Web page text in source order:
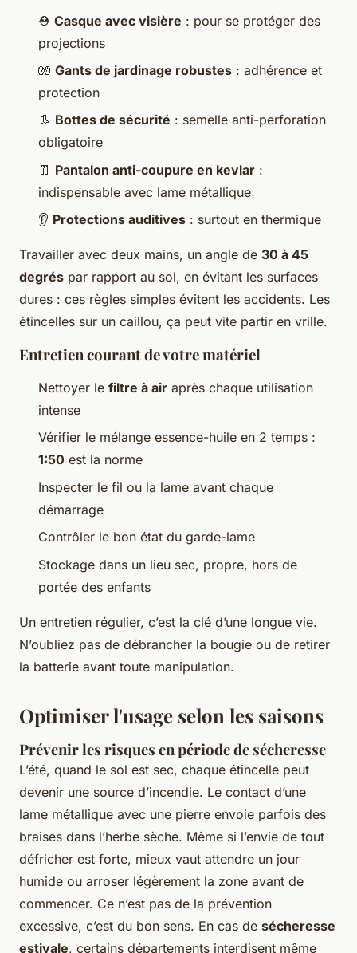
⛑️ Casque avec visière : pour se protéger des
projections
🧤 Gants de jardinage robustes : adhérence et
protection
👢 Bottes de sécurité : semelle anti-perforation
obligatoire
👖 Pantalon anti-coupure en kevlar :
indispensable avec lame métallique
👂 Protections auditives : surtout en thermique
Travailler avec deux mains, un angle de 30 à 45
degrés par rapport au sol, en évitant les surfaces
dures : ces règles simples évitent les accidents. Les
étincelles sur un caillou, ça peut vite partir en vrille.
Entretien courant de votre matériel
Nettoyer le filtre à air après chaque utilisation
intense
Vérifier le mélange essence-huile en 2 temps :
1:50 est la norme
Inspecter le fil ou la lame avant chaque
démarrage
Contrôler le bon état du garde-lame
Stockage dans un lieu sec, propre, hors de
portée des enfants
Un entretien régulier, c’est la clé d’une longue vie.
N’oubliez pas de débrancher la bougie ou de retirer
la batterie avant toute manipulation.
Optimiser l'usage selon les saisons
Prévenir les risques en période de sécheresse
L’été, quand le sol est sec, chaque étincelle peut
devenir une source d’incendie. Le contact d’une
lame métallique avec une pierre envoie parfois des
braises dans l’herbe sèche. Même si l’envie de tout
défricher est forte, mieux vaut attendre un jour
humide ou arroser légèrement la zone avant de
commencer. Ce n’est pas de la prévention
excessive, c’est du bon sens. En cas de sécheresse
estivale, certains départements interdisent même